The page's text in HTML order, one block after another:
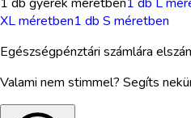
XL méretben1 db S méretben
Egészségpénztári számlára
Valami nem stimmel? Segíts